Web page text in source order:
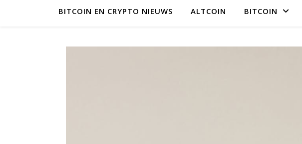
BITCOIN EN CRYPTO NIEUWS ALTCOIN BITCOIN